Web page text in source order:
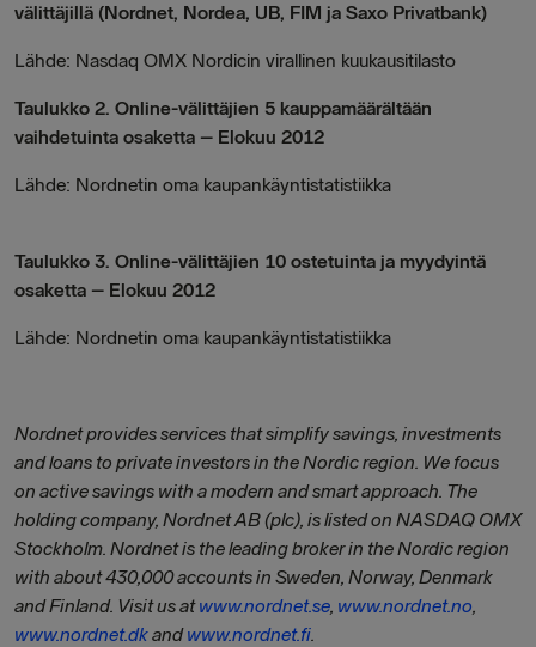
välittäjillä (Nordnet, Nordea, UB, FIM ja Saxo Privatbank)
Lähde: Nasdaq OMX Nordicin virallinen kuukausitilasto
Taulukko 2. Online-välittäjien 5 kauppamäärältään
vaihdetuinta osaketta – Elokuu 2012
Lähde: Nordnetin oma kaupankäyntistatistiikka
Taulukko 3. Online-välittäjien 10 ostetuinta ja myydyintä
osaketta – Elokuu 2012
Lähde: Nordnetin oma kaupankäyntistatistiikka
Nordnet provides services that simplify savings, investments
and loans to private investors in the Nordic region. We focus
on active savings with a modern and smart approach. The
holding company, Nordnet AB (plc), is listed on NASDAQ OMX
Stockholm. Nordnet is the leading broker in the Nordic region
with about 430,000 accounts in Sweden, Norway, Denmark
and Finland. Visit us atwww.nordnet.se, www.nordnet.no,
www.nordnet.dkandwww.nordnet.fi.